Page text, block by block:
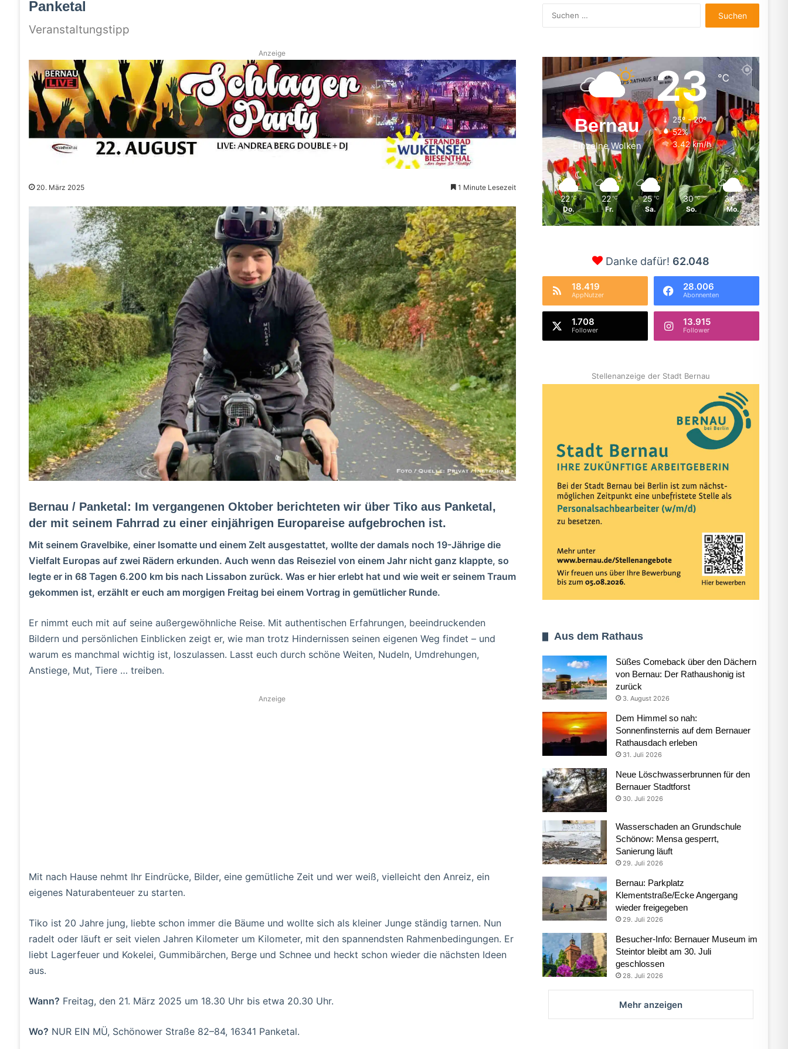
Panketal
Veranstaltungstipp
Anzeige
20. März 2025 1 Minute Lesezeit
Bernau / Panketal: Im vergangenen Oktober berichteten wir über Tiko aus Panketal,
der mit seinem Fahrrad zu einer einjährigen Europareise aufgebrochen ist.
Mit seinem Gravelbike, einer Isomatte und einem Zelt ausgestattet, wollte der damals noch 19-Jährige die
Vielfalt Europas auf zwei Rädern erkunden. Auch wenn das Reiseziel von einem Jahr nicht ganz klappte, so
legte er in 68 Tagen 6.200 km bis nach Lissabon zurück. Was er hier erlebt hat und wie weit er seinem Traum
gekommen ist, erzählt er euch am morgigen Freitag bei einem Vortrag in gemütlicher Runde.
Er nimmt euch mit auf seine außergewöhnliche Reise. Mit authentischen Erfahrungen, beeindruckenden
Bildern und persönlichen Einblicken zeigt er, wie man trotz Hindernissen seinen eigenen Weg findet – und
warum es manchmal wichtig ist, loszulassen. Lasst euch durch schöne Weiten, Nudeln, Umdrehungen,
Anstiege, Mut, Tiere … treiben.
Anzeige
Mit nach Hause nehmt Ihr Eindrücke, Bilder, eine gemütliche Zeit und wer weiß, vielleicht den Anreiz, ein
eigenes Naturabenteuer zu starten.
Tiko ist 20 Jahre jung, liebte schon immer die Bäume und wollte sich als kleiner Junge ständig tarnen. Nun
radelt oder läuft er seit vielen Jahren Kilometer um Kilometer, mit den spannendsten Rahmenbedingungen. Er
liebt Lagerfeuer und Kokelei, Gummibärchen, Berge und Schnee und heckt schon wieder die nächsten Ideen
aus.
Wann? Freitag, den 21. März 2025 um 18.30 Uhr bis etwa 20.30 Uhr.
Wo? NUR EIN MÜ, Schönower Straße 82–84, 16341 Panketal.
nach:
Bernau
Einzelne Wolken
23℃
25º - 20º
52%
3.42 km/h
22 ℃
Do.
22 ℃
Fr.
25 ℃
Sa.
30 ℃
So.
34 ℃
Mo.
Danke dafür! 62.048
18.419
AppNutzer
28.006
Abonnenten
1.708
Follower
13.915
Follower
Stellenanzeige der Stadt Bernau
Aus dem Rathaus
Süßes Comeback über den Dächern
von Bernau: Der Rathaushonig ist
zurück
3. August 2026
Dem Himmel so nah:
Sonnenfinsternis auf dem Bernauer
Rathausdach erleben
31. Juli 2026
Neue Löschwasserbrunnen für den
Bernauer Stadtforst
30. Juli 2026
Wasserschaden an Grundschule
Schönow: Mensa gesperrt,
Sanierung läuft
29. Juli 2026
Bernau: Parkplatz
Klementstraße/Ecke Angergang
wieder freigegeben
29. Juli 2026
Besucher-Info: Bernauer Museum im
Steintor bleibt am 30. Juli
geschlossen
28. Juli 2026
Mehr anzeigen